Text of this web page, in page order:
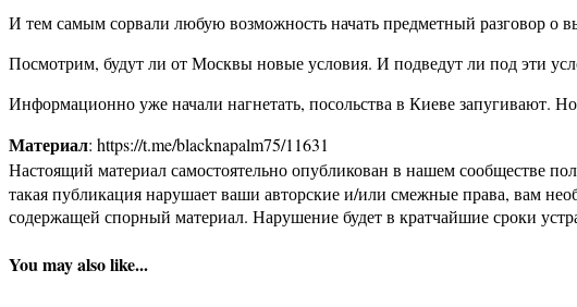
И тем самым сорвали любую возможность начать предметный разговор о
Посмотрим, будут ли от Москвы новые условия. И подведут ли под эти
Информационно уже начали нагнетать, посольства в Киеве запугивают.
Материал: https://t.me/blacknapalm75/11631
Настоящий материал самостоятельно опубликован в нашем сообществе
такая публикация нарушает ваши авторские и/или смежные права, вам
содержащей спорный материал. Нарушение будет в кратчайшие сроки
You may also like...